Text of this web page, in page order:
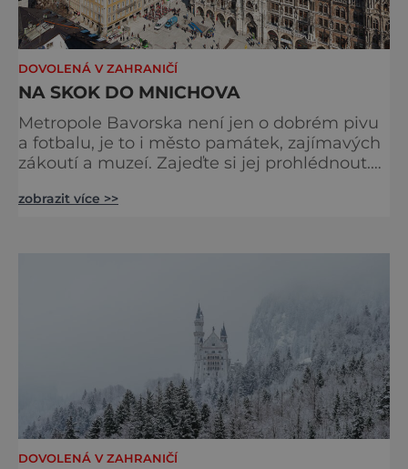
DOVOLENÁ V ZAHRANIČÍ
NA SKOK DO MNICHOVA
Metropole Bavorska není jen o dobrém pivu
a fotbalu, je to i město památek, zajímavých
zákoutí a muzeí. Zajeďte si jej prohlédnout.
opakovaně umísťuje v první desítce měst,
zobrazit více >>
DOVOLENÁ V ZAHRANIČÍ